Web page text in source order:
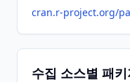
cran.r-project.org/
수집 소스별 패